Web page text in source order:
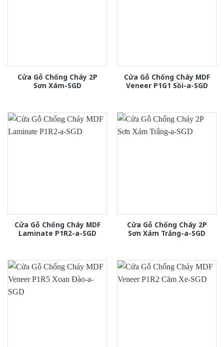
Cửa Gỗ Chống Cháy 2P
Sơn Xám-SGD
Cửa Gỗ Chống Cháy MDF
Veneer P1G1 Sồi-a-SGD
Cửa Gỗ Chống Cháy MDF
Laminate P1R2-a-SGD
Cửa Gỗ Chống Cháy 2P
Sơn Xám Trắng-a-SGD